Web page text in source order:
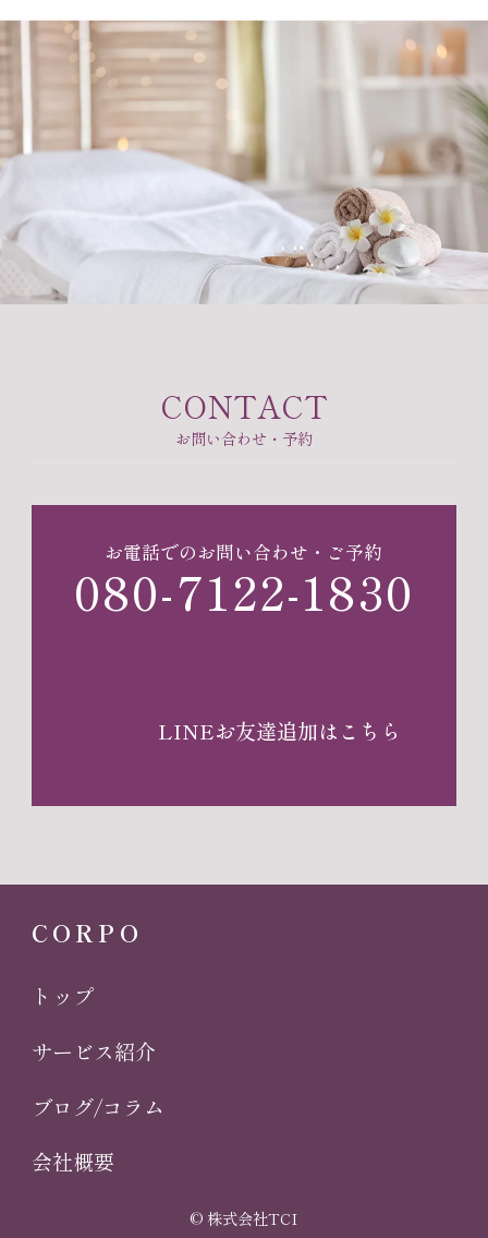
ぁと思って楽しみに過
ごしております☆本日
は正月太り対策で
す！！年末年始のイベ
ント太り。。気になり
ますよね。今から対策
けず 持ち上げていこう
という事で今回ご紹介
の商品 […]
お問い合わせ・予約
お電話でのお問い合わせ・ご予約
080-7122-1830
LINEお友達追加はこちら
CORPO
トップ
サービス紹介
ブログ/コラム
会社概要
© 株式会社TCI